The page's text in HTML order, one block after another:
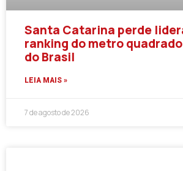
Santa Catarina perde
ranking do metro
do Brasil
LEIA MAIS »
7 de agosto de 2026